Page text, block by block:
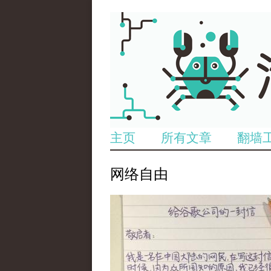
主页 所有文章 翻墙
网络自由